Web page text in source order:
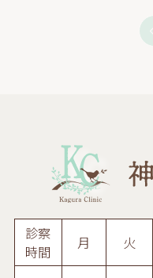
診察
時間
月 火